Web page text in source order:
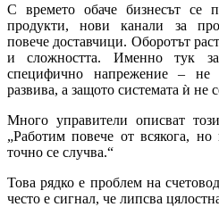
С времето обаче бизнесът се
продукти, нови канали за
повече доставчици. Оборотът
и сложността. Именно тук
специфично напрежение – не
развива, а защото системата ѝ не
Много управители описват
„Работим повече от всякога,
точно се случва.“
Това рядко е проблем на
често е сигнал, че липсва